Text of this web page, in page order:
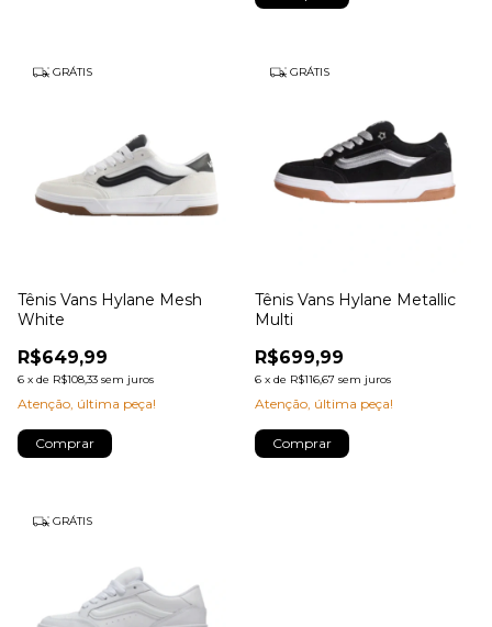
GRÁTIS
Tênis Vans Hylane Mesh
White
R$649,99
6 x de R$108,33 sem juros
Atenção, última peça!
Comprar
GRÁTIS
Tênis Vans Hylane Metallic
Multi
R$699,99
6 x de R$116,67 sem juros
Atenção, última peça!
Comprar
GRÁTIS